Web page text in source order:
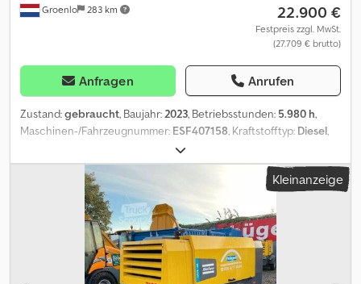
Groenlo 283 km 22.900 €
Festpreis zzgl. MwSt.
(27.709 € brutto)
Anfragen Anrufen
Zustand:gebraucht, Baujahr:2023, Betriebsstunden: 5.980 h,
Maschinen-/Fahrzeugnummer: ESF407158, Kraftstofftyp: Diesel,
, Motorenhersteller:
Verwendungszweck: Bauwesen Leergewicht: 2.075 kg
Generatorleistung: 105 kVA Codpfjy N Ngfex Akwerf Abmessungen
des Laderaums: 290 x 115 x 171 cm Wenden Sie sich an PFEIFER
GROUP, um weitere Informationen zu erhalten.
Kleinanzeige